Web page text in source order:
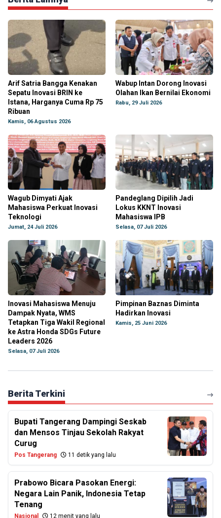
Arif Satria Bangga Kenakan
Sepatu Inovasi BRIN ke
Istana, Harganya Cuma Rp 75
Ribuan
Kamis, 06 Agustus 2026
Wabup Intan Dorong Inovasi
Olahan Ikan Bernilai Ekonomi
Rabu, 29 Juli 2026
Wagub Dimyati Ajak
Mahasiswa Perkuat Inovasi
Teknologi
Jumat, 24 Juli 2026
Pandeglang Dipilih Jadi
Lokus KKNT Inovasi
Mahasiswa IPB
Selasa, 07 Juli 2026
Inovasi Mahasiswa Menuju
Dampak Nyata, WMS
Tetapkan Tiga Wakil Regional
ke Astra Honda SDGs Future
Leaders 2026
Selasa, 07 Juli 2026
Pimpinan Baznas Diminta
Hadirkan Inovasi
Kamis, 25 Juni 2026
Berita Terkini
Bupati Tangerang Dampingi Seskab
dan Mensos Tinjau Sekolah Rakyat
Curug
Pos Tangerang 11 detik yang lalu
Prabowo Bicara Pasokan Energi:
Negara Lain Panik, Indonesia Tetap
Tenang
Nasional 12 menit yang lalu